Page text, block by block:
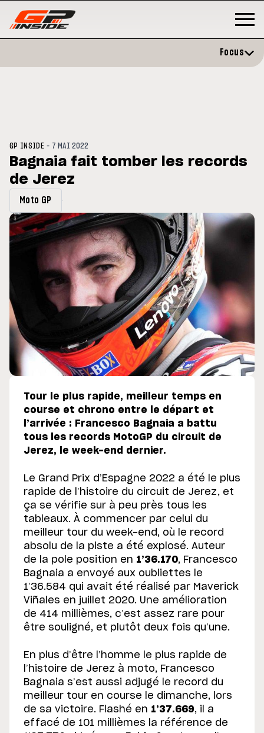
du GP de Grande-
Focus
GP INSIDE - 7 MAI 2022
Bagnaia fait tomber les records
de Jerez
Moto GP
Tour le plus rapide, meilleur temps en
course et chrono entre le départ et
l’arrivée : Francesco Bagnaia a battu
tous les records MotoGP du circuit de
Jerez, le week-end dernier.
Le Grand Prix d’Espagne 2022 a été le plus
rapide de l’histoire du circuit de Jerez, et
ça se vérifie sur à peu près tous les
tableaux. À commencer par celui du
meilleur tour du week-end, où le record
absolu de la piste a été explosé. Auteur
de la pole position en 1’36.170, Francesco
Bagnaia a envoyé aux oubliettes le
1’36.584 qui avait été réalisé par Maverick
Viñales en juillet 2020. Une amélioration
de 414 millièmes, c’est assez rare pour
être souligné, et plutôt deux fois qu’une.
En plus d’être l’homme le plus rapide de
l’histoire de Jerez à moto, Francesco
Bagnaia s’est aussi adjugé le record du
meilleur tour en course le dimanche, lors
de sa victoire. Flashé en 1’37.669, il a
effacé de 101 millièmes la référence de